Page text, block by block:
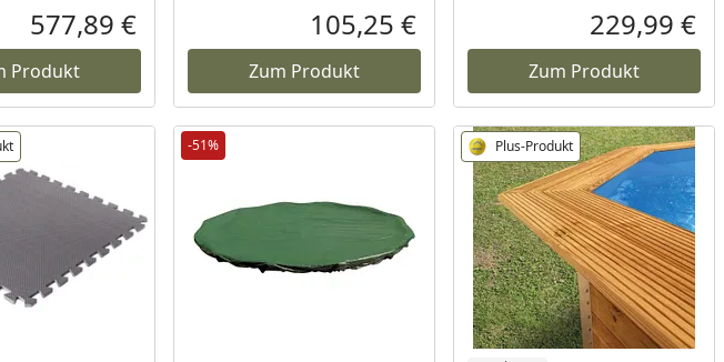
Aktueller Preis
577,89 €
Produkt
Aktueller Preis
105,25 €
Zum Produkt
229,99 €
Zum Produkt
-51% Plus-Produkt